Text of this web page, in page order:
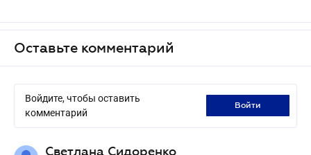
Оставьте комментарий
Войдите, чтобы оставить
комментарий
войти
Светлана Сидоренко